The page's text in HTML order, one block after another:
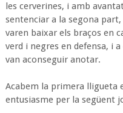
les cerverines, i amb
sentenciar a la segona
varen baixar els braços en
verd i negres en defensa, i
van aconseguir anotar.
Acabem la primera lligueta
entusiasme per la següent